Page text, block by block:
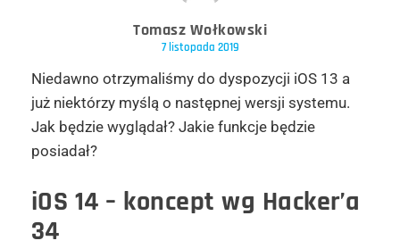
Tomasz Wołkowski
7 listopada 2019
Niedawno otrzymaliśmy do dyspozycji iOS 13 a
już niektórzy myślą o następnej wersji systemu.
Jak będzie wyglądał? Jakie funkcje będzie
posiadał?
iOS 14 – koncept wg Hacker’a
34